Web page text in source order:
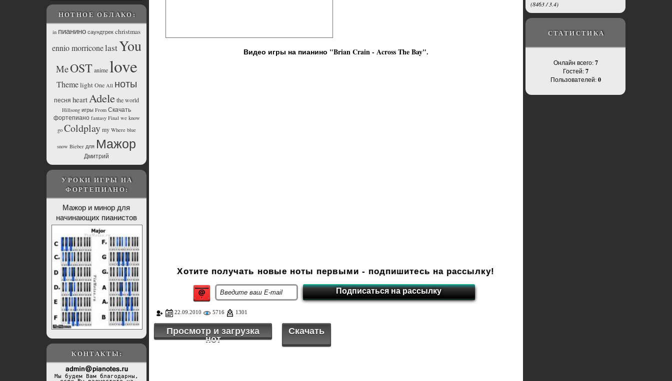
НОТНОЕ ОБЛАКО:
in пианино саундтрек christmas
ennio morriconelastYou
MeOST anime love
Themelight One All ноты
песня heartAdeletheworld
Hillsong игры From Скачать
фортепиано fantasy Final we know
go Coldplay my Where blue
snow Bieber для Мажор
Дмитрий
УРОКИ ИГРЫ НА
ФОРТЕПИАНО:
Мажор и минор для
начинающих пианистов
КОНТАКТЫ:
Мы будем Вам благодарны,
Видео игры на пианино "Brian Crain - Across The Bay".
Хотите получать новые ноты первыми - подпишитесь на рассылку!
22.09.2010 5716 1301
Просмотр и загрузка
нот
Скачать
(8463/3.4)
СТАТИСТИКА
Онлайн всего:7
Гостей:7
Пользователей:0